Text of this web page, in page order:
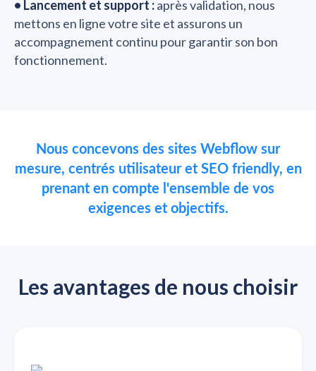
• Lancement et support :après validation, nous
mettons en ligne votre site et assurons un
accompagnement continu pour garantir son bon
fonctionnement.
Nous concevons des sites Webflow sur
mesure, centrés utilisateur et SEO friendly, en
prenant en compte l'ensemble de vos
exigences et objectifs.
Les avantages de nous choisir